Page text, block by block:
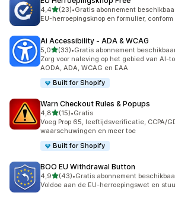
4,4van 5 sterren
(23)
23 recensies in totaal
•Gratis abonnement
EU-herroepingsknop en formulier,
Ai Accessibility ‑ ADA & WCAG
5,0van 5 sterren
(33)
33 recensies in totaal
•Gratis abonnement
Zorg voor naleving op het gebied van AI-
AODA, ADA, WCAG en EAA
Built for Shopify
Warn Checkout Rules & Popups
4,8van 5 sterren
(15)
15 recensies in totaal
•Gratis
Voeg Prop 65, leeftijdsverificatie, CCPA/
waarschuwingen en meer toe
Built for Shopify
BOO EU Withdrawal Button
4,9van 5 sterren
(43)
43 recensies in totaal
•Gratis abonnement
Voldoe aan de EU-herroepingswet en